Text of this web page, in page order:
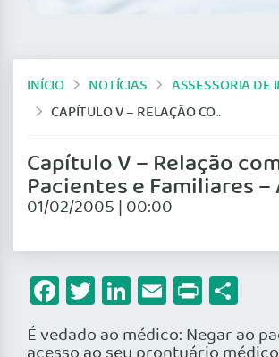
INÍCIO NOTÍCIAS
ASSESSORIA DE
CAPÍTULO V – RELAÇÃO COM PACIENTES E FAMILIARES – ART. 70
Capítulo V – Relação
Pacientes e Familiares –
01/02/2005 | 00:00
Facebook
Twitter
LinkedIn
Email
Print
É vedado ao médico: Negar ao